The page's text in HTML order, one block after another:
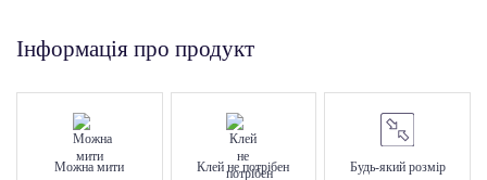
Інформація про продукт
Можна мити Клей не потрібен Будь-який розмір